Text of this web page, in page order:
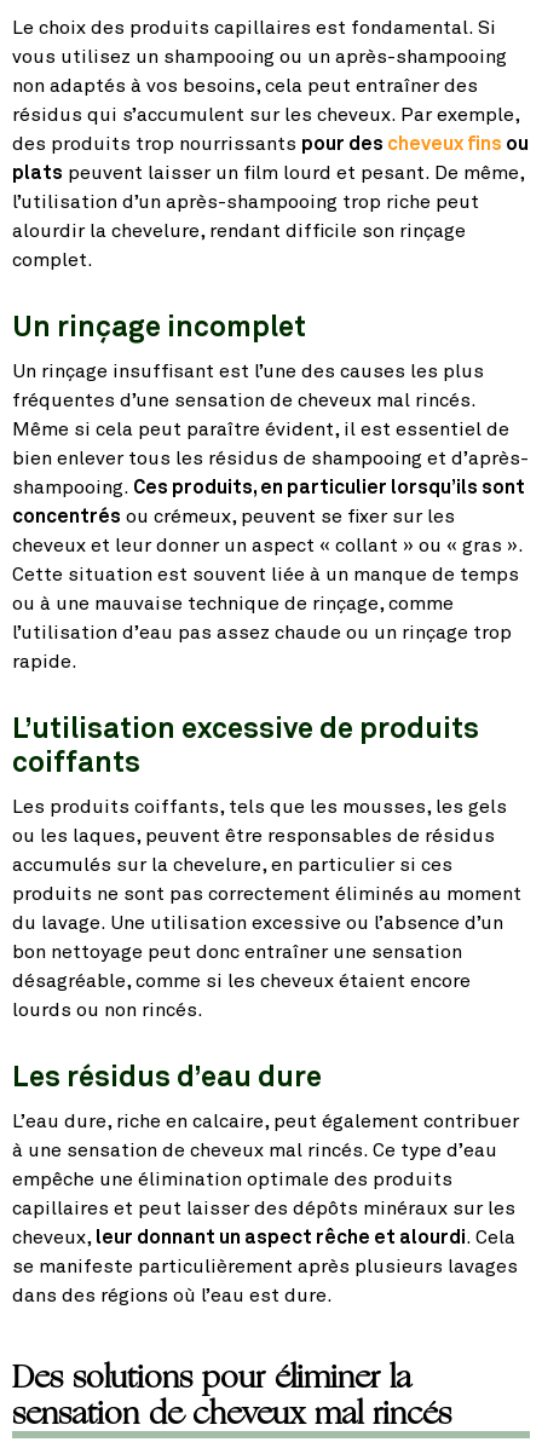
Le choix des produits capillaires est fondamental. Si
vous utilisez un shampooing ou un après-shampooing
non adaptés à vos besoins, cela peut entraîner des
résidus qui s’accumulent sur les cheveux. Par exemple,
des produits trop nourrissants pour des cheveux fins ou
plats peuvent laisser un film lourd et pesant. De même,
l’utilisation d’un après-shampooing trop riche peut
alourdir la chevelure, rendant difficile son rinçage
complet.
Un rinçage incomplet
Un rinçage insuffisant est l’une des causes les plus
fréquentes d’une sensation de cheveux mal rincés.
Même si cela peut paraître évident, il est essentiel de
bien enlever tous les résidus de shampooing et d’après-
shampooing. Ces produits, en particulier lorsqu’ils sont
concentrés ou crémeux, peuvent se fixer sur les
cheveux et leur donner un aspect « collant » ou « gras ».
Cette situation est souvent liée à un manque de temps
ou à une mauvaise technique de rinçage, comme
l’utilisation d’eau pas assez chaude ou un rinçage trop
rapide.
L’utilisation excessive de produits
coiffants
Les produits coiffants, tels que les mousses, les gels
ou les laques, peuvent être responsables de résidus
accumulés sur la chevelure, en particulier si ces
produits ne sont pas correctement éliminés au moment
du lavage. Une utilisation excessive ou l’absence d’un
bon nettoyage peut donc entraîner une sensation
désagréable, comme si les cheveux étaient encore
lourds ou non rincés.
Les résidus d’eau dure
L’eau dure, riche en calcaire, peut également contribuer
à une sensation de cheveux mal rincés. Ce type d’eau
empêche une élimination optimale des produits
capillaires et peut laisser des dépôts minéraux sur les
cheveux, leur donnant un aspect rêche et alourdi. Cela
se manifeste particulièrement après plusieurs lavages
dans des régions où l’eau est dure.
Des solutions pour éliminer la
sensation de cheveux mal rincés